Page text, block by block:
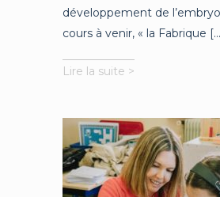
développement de
cours à venir, « la Fabrique
Lire la suite >
embryons